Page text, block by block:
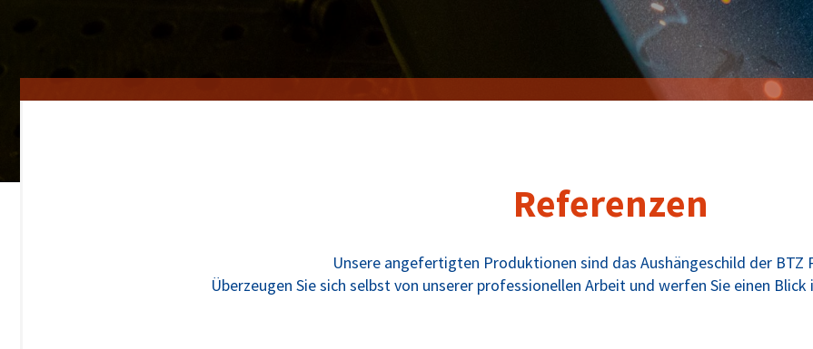
Referenzen
Unsere angefertigten Produktionen sind das Aushängeschild der BTZ
Überzeugen Sie sich selbst von unserer professionellen Arbeit und werfen Sie einen